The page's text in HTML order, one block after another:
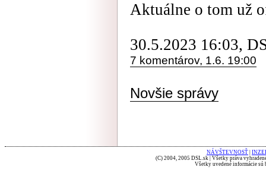
Aktuálne o tom už
30.5.2023 16:03,
7 komentárov, 1.6. 19:00
Novšie správy
NÁVŠTEVNOSŤ
(C) 2004, 2005 DSL.sk | Všetky práva
Všetky uvedené informácie sú